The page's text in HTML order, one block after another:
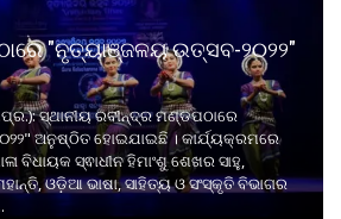
"ନୃତ୍ୟାଞ୍ଜଳୟ ଉତ୍ସବ-୨୦୨୨"
ସ୍ଥାନୀୟ ରବୀନ୍ଦ୍ର ମଣ୍ଡପଠାରେ
ଅନୁଷ୍ଠିତ ହୋଇଯାଇଛି । କାର୍ଯ୍ୟକ୍ରମରେ
ବିଧାୟକ ସ୍ଵାଧୀନ ହିମାଂଶୁ ଶେଖର ସାହୁ,
ଓଡ଼ିଆ ଭାଷା, ସାହିତ୍ୟ ଓ ସଂସ୍କୃତି ବିଭାଗର